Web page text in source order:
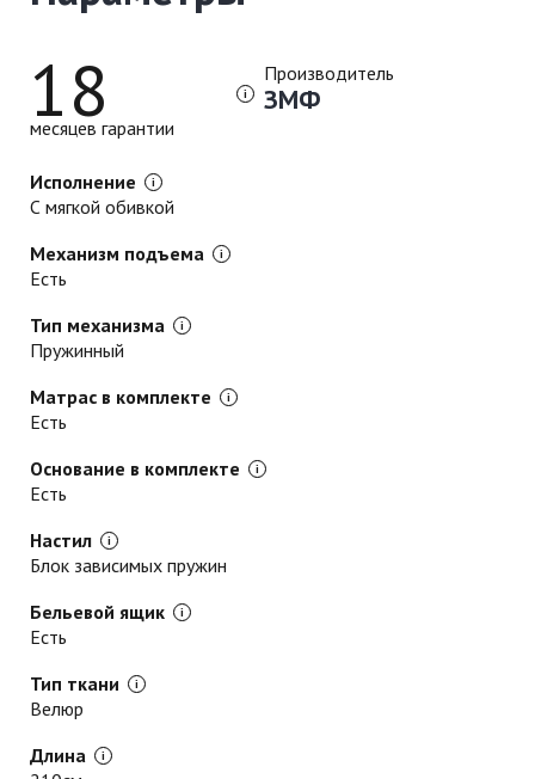
Исполнение
С мягкой обивкой
Механизм подъема
Есть
Тип механизма
Пружинный
Матрас в комплекте
Есть
Основание в комплекте
Есть
Настил
Блок зависимых пружин
Бельевой ящик
Есть
Тип ткани
Велюр
Длина
Производитель
ЗМФ
18
месяцев гарантии